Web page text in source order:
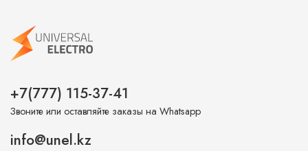
+7(777) 115-37-41
Звоните или оставляйте заказы на Whatsapp
info@unel.kz